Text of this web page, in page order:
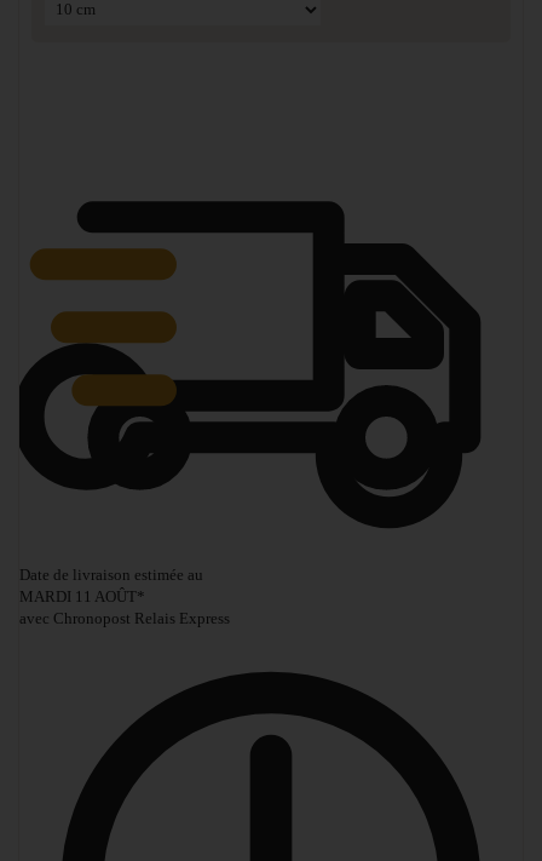
Date de livraison estimée au
MARDI 11 AOÛT*
avec Chronopost Relais Express